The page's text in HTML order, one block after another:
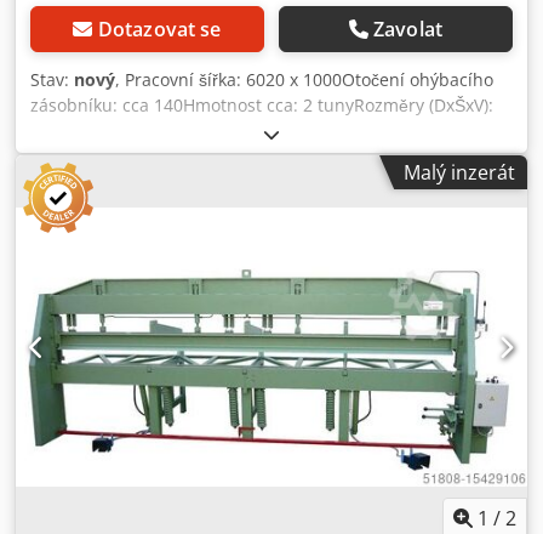
Dotazovat se Zavolat
Stav: nový, Pracovní šířka: 6020 x 1000Otočení ohýbacího
zásobníku: cca 140Hmotnost cca: 2 tunyRozměry (DxŠxV):
cca 7000 x 1700 x 1500Připojené zatížení: Třífázový proud
230 V / 400 V - 1,5Úhel ohybu (max.): 180Délka ohybu: 6020.
- VYSOKÁ EKONOMICKÁ ÚČINNOST - PLNĚ HYDRAULICKÝ -
VYSOCE KVALITNÍ OCEL Dsdpferzx Emex Ailock -
ROVNOMĚRNÝ KONTAKTNÍ TLAK - RUČNÍ ŘEZACÍ
NASTAVENÍ ÚHLU Dlouhý úkosovací stroj RULI je ideálním
strojem pro klempíře a malé i velké podniky zpracovávající
plech. Vyznačuje se jednoduchou a důmyslnou konstrukcí
a není náchylný k opravám. Dlouhý ohraňovací stroj RULI
pracuje plně hydraulicky, upínání a ohýbání se ovládá
malou pákou. Kyvadlově uložený a vertikálně uzavíratelný
horní nosník umožňuje rovnoměrně rozložený přítlak po
celé délce a zabraňuje posunu plechu při upínání.
Stupnice o 2 stupních umožňují odečítat a nastavovat
jednotlivé úhly ohybu. Stroj se instaluje na betonovou
Malý inzerát
1 /2